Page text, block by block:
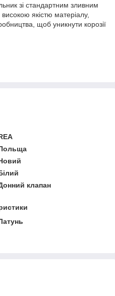
зі стандартним зливним
якістю матеріалу,
щоб уникнути корозії
клапан